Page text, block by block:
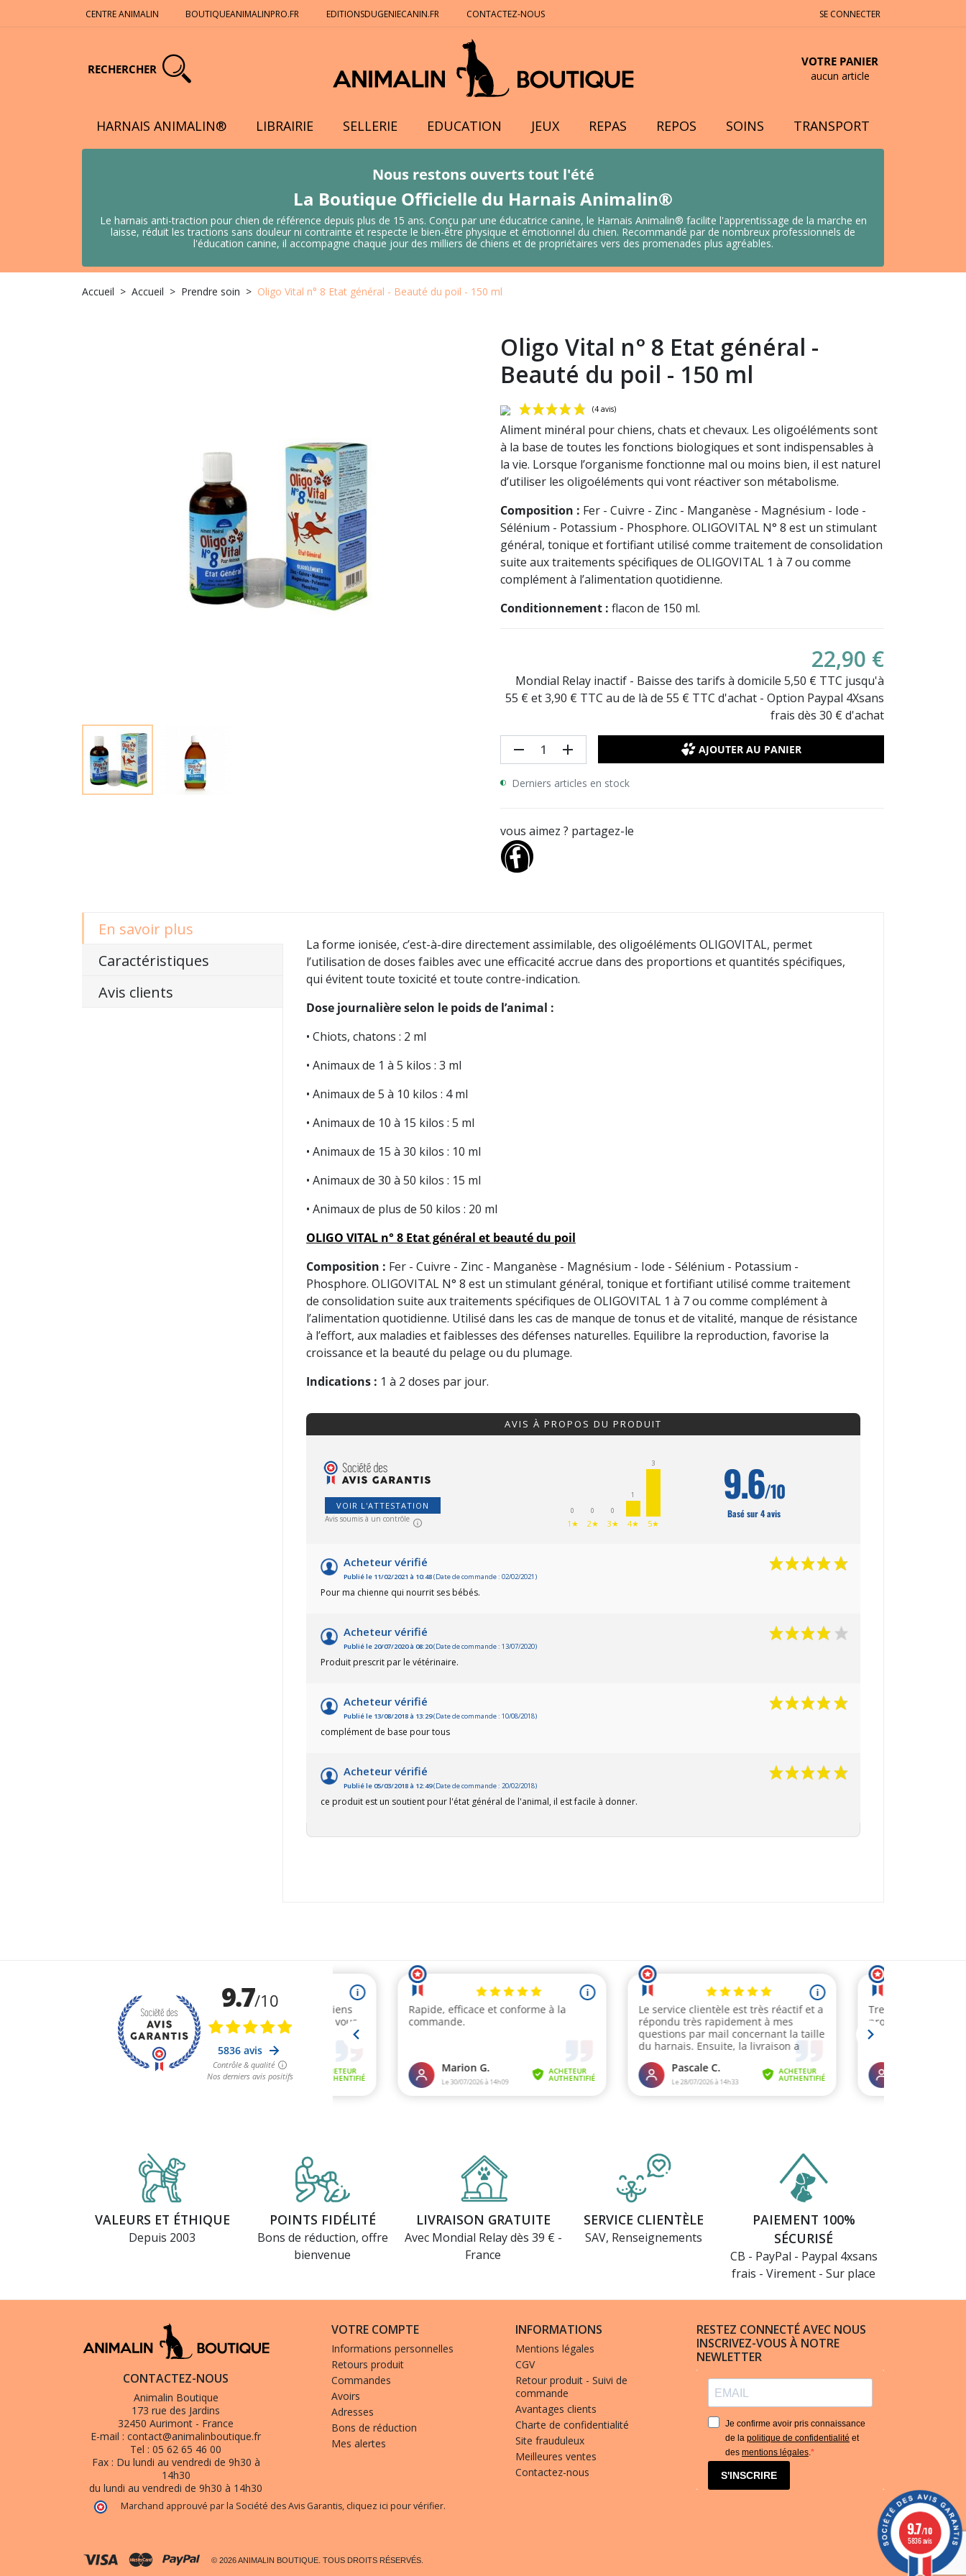
CENTRE ANIMALIN BOUTIQUEANIMALINPRO.FR EDITIONSDUGENIECANIN.FR CONTACTEZ-NOUS SE CONNECTER
RECHERCHER
VOTRE PANIER
aucun article
HARNAIS ANIMALIN® LIBRAIRIE SELLERIE EDUCATION JEUX REPAS REPOS SOINS TRANSPORT
Nous restons ouverts tout l'été
La Boutique Officielle du Harnais Animalin®
Le harnais anti-traction pour chien de référence depuis plus de 15 ans. Conçu par une éducatrice canine, le Harnais Animalin® facilite l'apprentissage de la marche en
laisse, réduit les tractions sans douleur ni contrainte et respecte le bien-être physique et émotionnel du chien. Recommandé par de nombreux professionnels de
l'éducation canine, il accompagne chaque jour des milliers de chiens et de propriétaires vers des promenades plus agréables.
Accueil Accueil Prendre soin Oligo Vital n° 8 Etat général - Beauté du poil - 150 ml
Oligo Vital n° 8 Etat général -
Beauté du poil - 150 ml
(4 avis)
Aliment minéral pour chiens, chats et chevaux. Les oligoéléments sont
à la base de toutes les fonctions biologiques et sont indispensables à
la vie. Lorsque l’organisme fonctionne mal ou moins bien, il est naturel
d’utiliser les oligoéléments qui vont réactiver son métabolisme.
Composition : Fer - Cuivre - Zinc - Manganèse - Magnésium - Iode -
Sélénium - Potassium - Phosphore. OLIGOVITAL N° 8 est un stimulant
général, tonique et fortifiant utilisé comme traitement de consolidation
suite aux traitements spécifiques de OLIGOVITAL 1 à 7 ou comme
complément à l’alimentation quotidienne.
Conditionnement : flacon de 150 ml.
22,90 €
Mondial Relay inactif - Baisse des tarifs à domicile 5,50 € TTC jusqu'à
55 € et 3,90 € TTC au de là de 55 € TTC d'achat - Option Paypal 4Xsans
frais dès 30 € d'achat
remove add AJOUTER AU PANIER
Derniers articles en stock
vous aimez ? partagez-le
En savoir plus
Caractéristiques
Avis clients
La forme ionisée, c’est-à-dire directement assimilable, des oligoéléments OLIGOVITAL, permet
l’utilisation de doses faibles avec une efficacité accrue dans des proportions et quantités spécifiques,
qui évitent toute toxicité et toute contre-indication.
Dose journalière selon le poids de l’animal :
• Chiots, chatons : 2 ml
• Animaux de 1 à 5 kilos : 3 ml
• Animaux de 5 à 10 kilos : 4 ml
• Animaux de 10 à 15 kilos : 5 ml
• Animaux de 15 à 30 kilos : 10 ml
• Animaux de 30 à 50 kilos : 15 ml
• Animaux de plus de 50 kilos : 20 ml
OLIGO VITAL n° 8 Etat général et beauté du poil
Composition : Fer - Cuivre - Zinc - Manganèse - Magnésium - Iode - Sélénium - Potassium -
Phosphore. OLIGOVITAL N° 8 est un stimulant général, tonique et fortifiant utilisé comme traitement
de consolidation suite aux traitements spécifiques de OLIGOVITAL 1 à 7 ou comme complément à
l’alimentation quotidienne. Utilisé dans les cas de manque de tonus et de vitalité, manque de résistance
à l’effort, aux maladies et faiblesses des défenses naturelles. Equilibre la reproduction, favorise la
croissance et la beauté du pelage ou du plumage.
Indications : 1 à 2 doses par jour.
AVIS À PROPOS DU PRODUIT
VOIR L'ATTESTATION
Avis soumis à un contrôle
0
1★
0
2★
0
3★
1
4★
3
5★
9.6/10
Basé sur 4 avis
Acheteur vérifié
Publié le 11/02/2021 à 10:48(Date de commande : 02/02/2021)
Pour ma chienne qui nourrit ses bébés.
Acheteur vérifié
Publié le 20/07/2020 à 08:20(Date de commande : 13/07/2020)
Produit prescrit par le vétérinaire.
Acheteur vérifié
Publié le 13/08/2018 à 13:29(Date de commande : 10/08/2018)
complément de base pour tous
Acheteur vérifié
Publié le 05/03/2018 à 12:49(Date de commande : 20/02/2018)
ce produit est un soutient pour l'état général de l'animal, il est facile à donner.
VALEURS ET ÉTHIQUE
Depuis 2003
POINTS FIDÉLITÉ
Bons de réduction, offre
bienvenue
LIVRAISON GRATUITE
Avec Mondial Relay dès 39 € -
France
SERVICE CLIENTÈLE
SAV, Renseignements
PAIEMENT 100%
SÉCURISÉ
CB - PayPal - Paypal 4xsans
frais - Virement - Sur place
CONTACTEZ-NOUS
Animalin Boutique
173 rue des Jardins
32450 Aurimont - France
E-mail : contact@animalinboutique.fr
Tel : 05 62 65 46 00
Fax : Du lundi au vendredi de 9h30 à
14h30
du lundi au vendredi de 9h30 à 14h30
VOTRE COMPTE
Informations personnelles
Retours produit
Commandes
Avoirs
Adresses
Bons de réduction
Mes alertes
INFORMATIONS
Mentions légales
CGV
Retour produit - Suivi de
commande
Avantages clients
Charte de confidentialité
Site frauduleux
Meilleures ventes
Contactez-nous
RESTEZ CONNECTÉ AVEC NOUS
INSCRIVEZ-VOUS À NOTRE
NEWLETTER
Je confirme avoir pris connaissance
de la politique de confidentialité et
des mentions légales.
S'INSCRIRE
Marchand approuvé par la Société des Avis Garantis, cliquez ici pour vérifier.
© 2026 ANIMALIN BOUTIQUE. TOUS DROITS RÉSERVÉS.
9.7/10
5836 avis